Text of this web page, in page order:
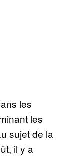
les
les
sujet de la
il y a